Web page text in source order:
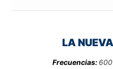
LA
Frecuencias: